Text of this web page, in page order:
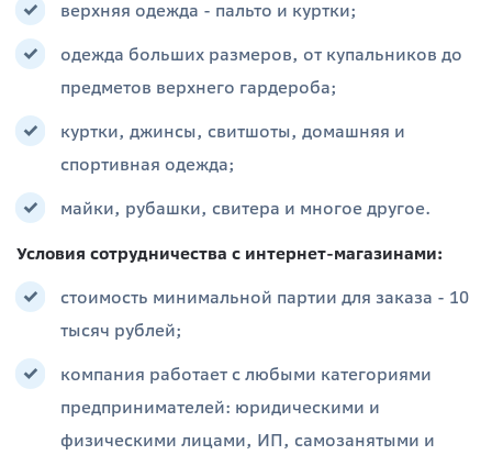
верхняя одежда - пальто и куртки;
одежда больших размеров, от купальников до
предметов верхнего гардероба;
куртки, джинсы, свитшоты, домашняя и
спортивная одежда;
майки, рубашки, свитера и многое другое.
Условия сотрудничества с интернет-магазинами:
стоимость минимальной партии для заказа - 10
тысяч рублей;
компания работает с любыми категориями
предпринимателей: юридическими и
физическими лицами, ИП, самозанятыми и